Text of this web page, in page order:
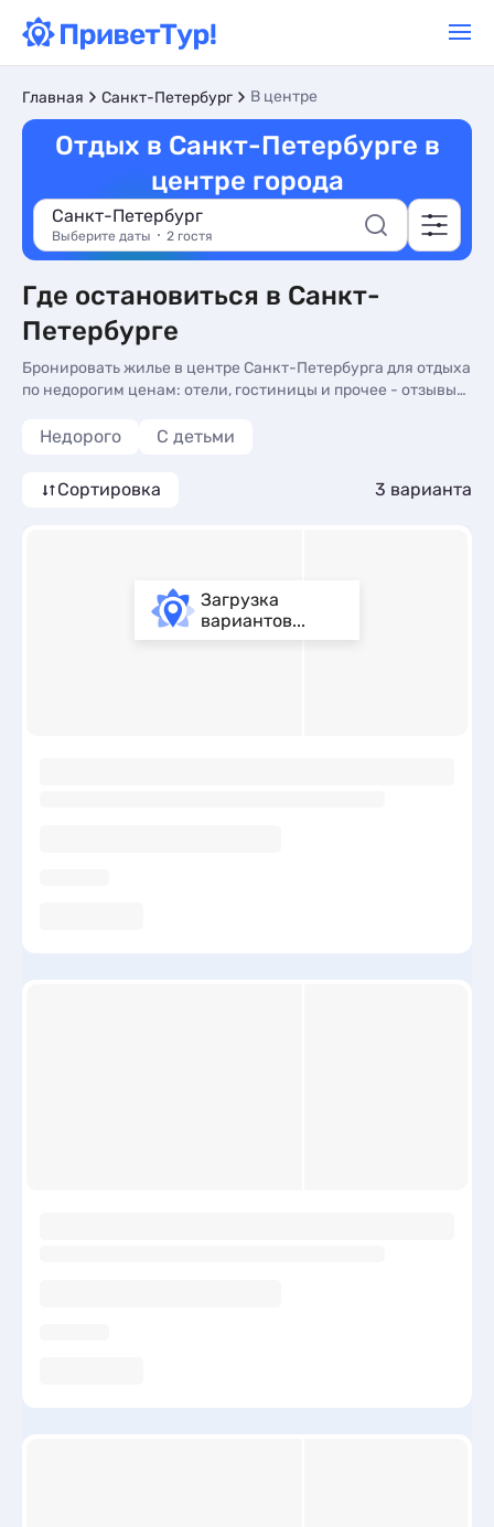
Главная Санкт-Петербург В центре
Отдых в Санкт-Петербурге в
центре города
Санкт-Петербург
Выберите даты 2 гостя
Где остановиться в Санкт-
Петербурге
Бронировать жилье в центре Санкт-Петербурга для отдыха
по недорогим ценам: отели, гостиницы и прочее - отзывы
более 10 вариантов, от 7380 руб, номера с стиральной
Недорого С детьми
Сортировка 3 варианта
Загрузка
вариантов...